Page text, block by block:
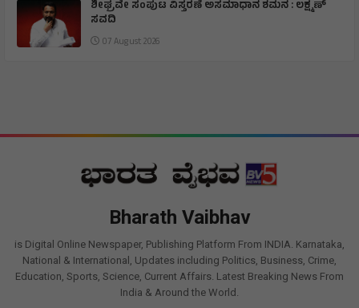
ಶೀಘ್ರವೇ ಸಂಪುಟ ವಿಸ್ತರಣೆ ಅಸಮಾಧಾನ ಶಮನ : ಲಕ್ಷ್ಮಣ್
ಸವದಿ
07 August 2026
Bharath Vaibhav
is Digital Online Newspaper, Publishing Platform From INDIA. Karnataka,
National & International, Updates including Politics, Business, Crime,
Education, Sports, Science, Current Affairs. Latest Breaking News From
India & Around the World.